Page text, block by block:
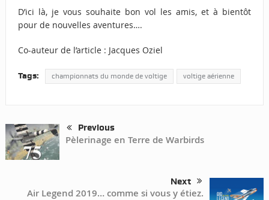
D’ici là, je vous souhaite bon vol les amis, et à bientôt
pour de nouvelles aventures….
Co-auteur de l’article : Jacques Oziel
Tags: championnats du monde de voltige voltige aérienne
Previous
Pèlerinage en Terre de Warbirds
Next
Air Legend 2019… comme si vous y étiez.